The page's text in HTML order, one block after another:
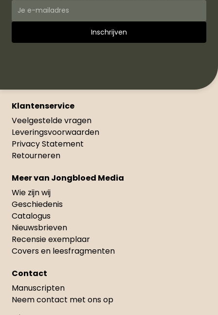
Klantenservice
Veelgestelde vragen
Leveringsvoorwaarden
Privacy Statement
Retourneren
Meer van Jongbloed Media
Wie zijn wij
Geschiedenis
Catalogus
Nieuwsbrieven
Recensie exemplaar
Covers en leesfragmenten
Contact
Manuscripten
Neem contact met ons op